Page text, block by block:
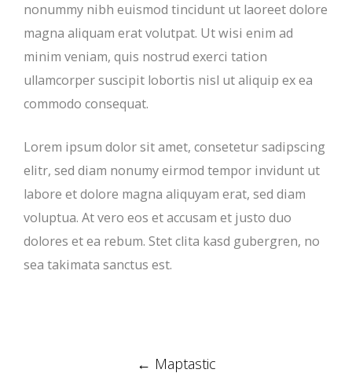
nonummy nibh euismod tincidunt ut laoreet dolore
magna aliquam erat volutpat. Ut wisi enim ad
minim veniam, quis nostrud exerci tation
ullamcorper suscipit lobortis nisl ut aliquip ex ea
commodo consequat.
Lorem ipsum dolor sit amet, consetetur sadipscing
elitr, sed diam nonumy eirmod tempor invidunt ut
labore et dolore magna aliquyam erat, sed diam
voluptua. At vero eos et accusam et justo duo
dolores et ea rebum. Stet clita kasd gubergren, no
sea takimata sanctus est.
← Maptastic